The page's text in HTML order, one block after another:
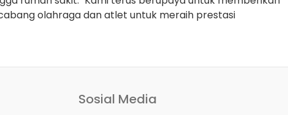
olahraga dan atlet untuk meraih prestasi
Sosial Media